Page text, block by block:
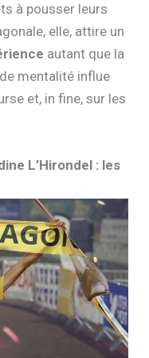
à pousser leurs
elle, attire un
autant que la
mentalité influe
et, in fine, sur les
L’Hirondel : les